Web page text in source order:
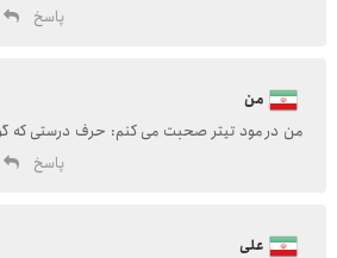
پاسخ
من
من در مود تیتر صحبت می کنم: حرف درستی که
پاسخ
علی